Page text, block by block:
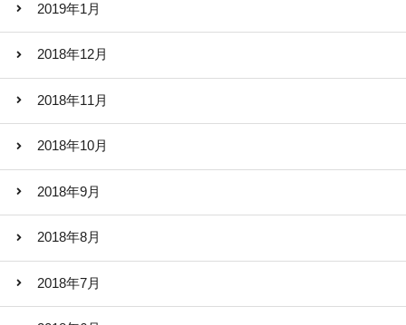
2019年1月
2018年12月
2018年11月
2018年10月
2018年9月
2018年8月
2018年7月